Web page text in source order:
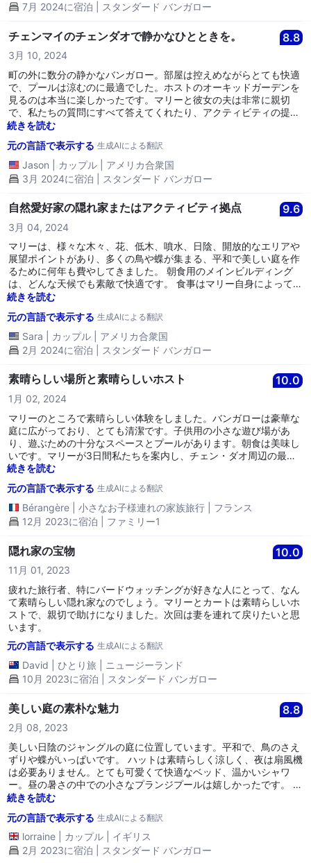
7月 2024に宿泊 | スタンダード バンガロー
チェンマイのチェンダオで静かなひとときを。 8.8
3月 10, 2024
町の外に数分の静かなバンガロー。部屋は控えめながらとても快適
で、プールは涼むのに最適でした。ホストのオーキッドガーデンを
見るのは本当に楽しかったです。マリーと彼女の夫は非常に親切
で、私たちの質問にすべて答えてくれたり、アクティビティの提案
をしたり、ユニークな場所を見せてくれたりしました。冒険の一日
は、この場所をお勧めします。
続きを読む
元の言語で表示する 生成AIによる翻訳
Jason カップル
アメリカ合衆国
3月 2024に宿泊 | スタンダード バンガロー
自然愛好家の隠れ家またはアクティビティ拠点 9.6
3月 04, 2024
マリーは、様々な木々、花、低木、噴水、日陰、開放的なエリアや
展望ポイントがあり、多くの鳥や蝶が集まる、平和で美しい庭を作
るために何年も費やしてきました。 朝食用のメインビルディング
は、どんな天候でも素敵で快適です。 食事はマリー自身によって作
られ、良質で満腹感があります。 彼女と彼女の夫は非常に友好的で
てくれることもあります！ 彼らはあなたが考えている活動を手伝お
うとし、もし必要であればあなたの雇われたガイドになることもあ
ります。 自転車やバイクをレンタルできます。 3つの素晴らしい洞
窟/寺院のうち2つは徒歩圏内です。 彼女が引退する前に行ってくだ
さい！ 彼女は毎日一生懸命働いており、ゲストを迎えるのが大好き
なようです。
続きを読む
元の言語で表示する 生成AIによる翻訳
Sara カップル
アメリカ合衆国
2月 2024に宿泊 | スタンダード バンガロー
素晴らしい場所と素晴らしいホスト 10.0
1月 02, 2024
マリーのところで素晴らしい体験をしました。バンガローは豪華な
庭に広がっており、とても清潔です。子供用の小さな遊び場があ
り、遊ぶための十分なスペースとプールがあります。朝食は美味し
いです。マリーが3日間私たちを案内し、チェン・ダオ周辺の最も
良いスポットや景色の良い道を見せてくれました。彼女に再び感謝
します！！
続きを読む
元の言語で表示する 生成AIによる翻訳
Bérangère 小さなお子様連れの家族旅行
フランス
12月 2023に宿泊 | ファミリー1
隠れ家の宝物 10.0
11月 01, 2023
疲れた旅行者、特にバードウォッチングが好きな人にとって、なん
て素晴らしい隠れ家なのでしょう。マリーとカートは素晴らしいホ
ストで、親切で助けになりました。次回は妻を連れて戻りたいと思
います。
元の言語で表示する 生成AIによる翻訳
David ひとり旅
ニュージーランド
10月 2023に宿泊 | スタンダード バンガロー
美しい庭の素朴な魅力 8.8
2月 08, 2023
美しい日陰のジャングルの庭に位置しています。平和で、鳥のさえ
ずりや蝶がいっぱいです。 ハットは素晴らしく涼しく、夜は扇風機
は必要ありません。とても可愛くて快適なベッド、温かいシャワ
ー。昼の暑さの中での小さなプランジプールは嬉しかったです。 朝
食は自家製のパン、新鮮な果物、卵/パンケーキ、質の良い新鮮な
切です。 ただし、5つ星リゾートを期待して来ないでください（派
手さを求めるなら他の場所へ行ってください！）。自然愛好者には
完璧です。
続きを読む
元の言語で表示する 生成AIによる翻訳
lorraine カップル
イギリス
2月 2023に宿泊 | スタンダード バンガロー